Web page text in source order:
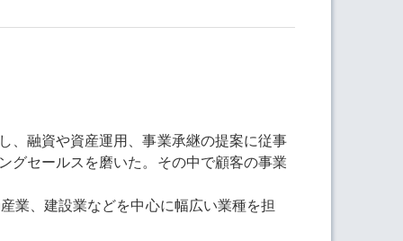
、融資や資産運用、事業承継の提案に従事
グセールスを磨いた。その中で顧客の事業
業、建設業などを中心に幅広い業種を担